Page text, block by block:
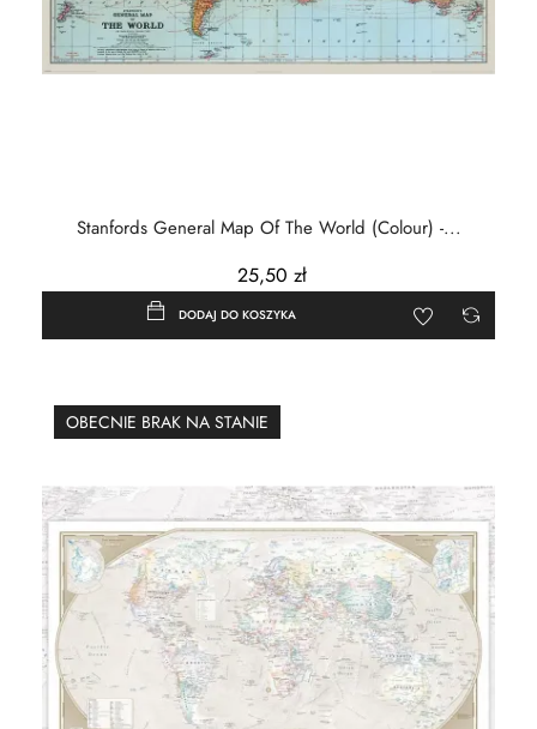
Stanfords General Map Of The World (Colour) -...
25,50 zł
DODAJ DO KOSZYKA
OBECNIE BRAK NA STANIE